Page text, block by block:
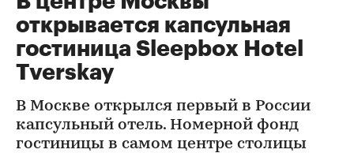
открывается капсульная
гостиница Sleepbox Hotel
Tverskay
В Москве открылся первый в России
капсульный отель. Номерной фонд
гостиницы в самом центре столицы